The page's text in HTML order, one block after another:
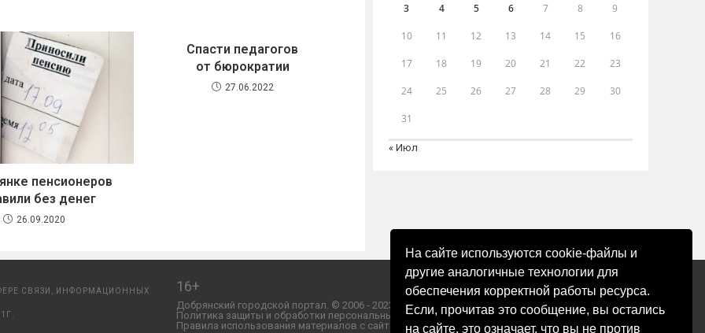
На сайте используются cookie-файлы и
другие аналогичные технологии для
обеспечения корректной работы ресурса.
Если, прочитав это сообщение, вы остались
на сайте, это означает, что вы не против
пенсионеров
без денег
26.09.2020
Спасти педагогов
от бюрократии
27.06.2022
3 4 5 6 7 8 9
10 11 12 13 14 15 16
17 18 19 20 21 22 23
24 25 26 27 28 29 30
31
« Июл
СВЯЗИ, ИНФОРМАЦИОННЫХ
16+
Добрянский городской портал. © 2006 - 2023 ООО «Пресса-Том».
Политика защиты и обработки персональных данных ООО «Пресса-Том».
Правила использования материалов с сайта «ЗОРИ ПЛЮС».